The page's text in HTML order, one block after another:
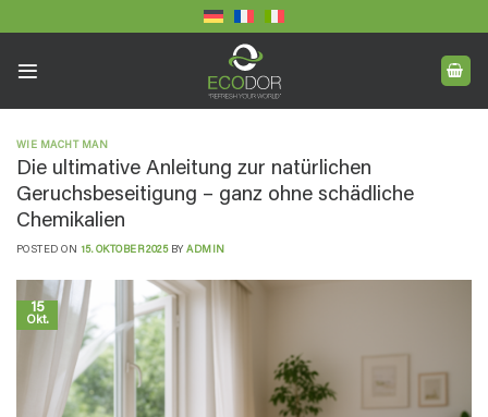
to
WIE MACHT MAN
Die ultimative Anleitung zur natürlichen
Geruchsbeseitigung – ganz ohne schädliche
Chemikalien
POSTED ON 15. OKTOBER 2025 BYADMIN
15
Okt.